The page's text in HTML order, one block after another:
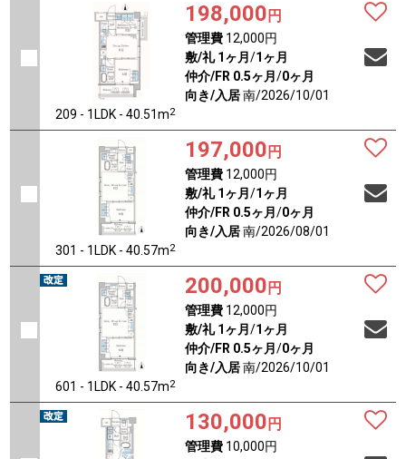
209 - 1LDK - 40.51m2
198,000 円
管理費12,000円
敷/礼 1ヶ月 /1ヶ月
仲介/FR 0.5ヶ月 /0ヶ月
向き/入居南/2026/10/01
301 - 1LDK - 40.57m2
197,000 円
管理費12,000円
敷/礼 1ヶ月 /1ヶ月
仲介/FR 0.5ヶ月 /0ヶ月
向き/入居南/2026/08/01
601 - 1LDK - 40.57m2
200,000 円
管理費12,000円
敷/礼 1ヶ月 /1ヶ月
仲介/FR 0.5ヶ月 /0ヶ月
向き/入居南/2026/10/01
130,000 円
管理費10,000円